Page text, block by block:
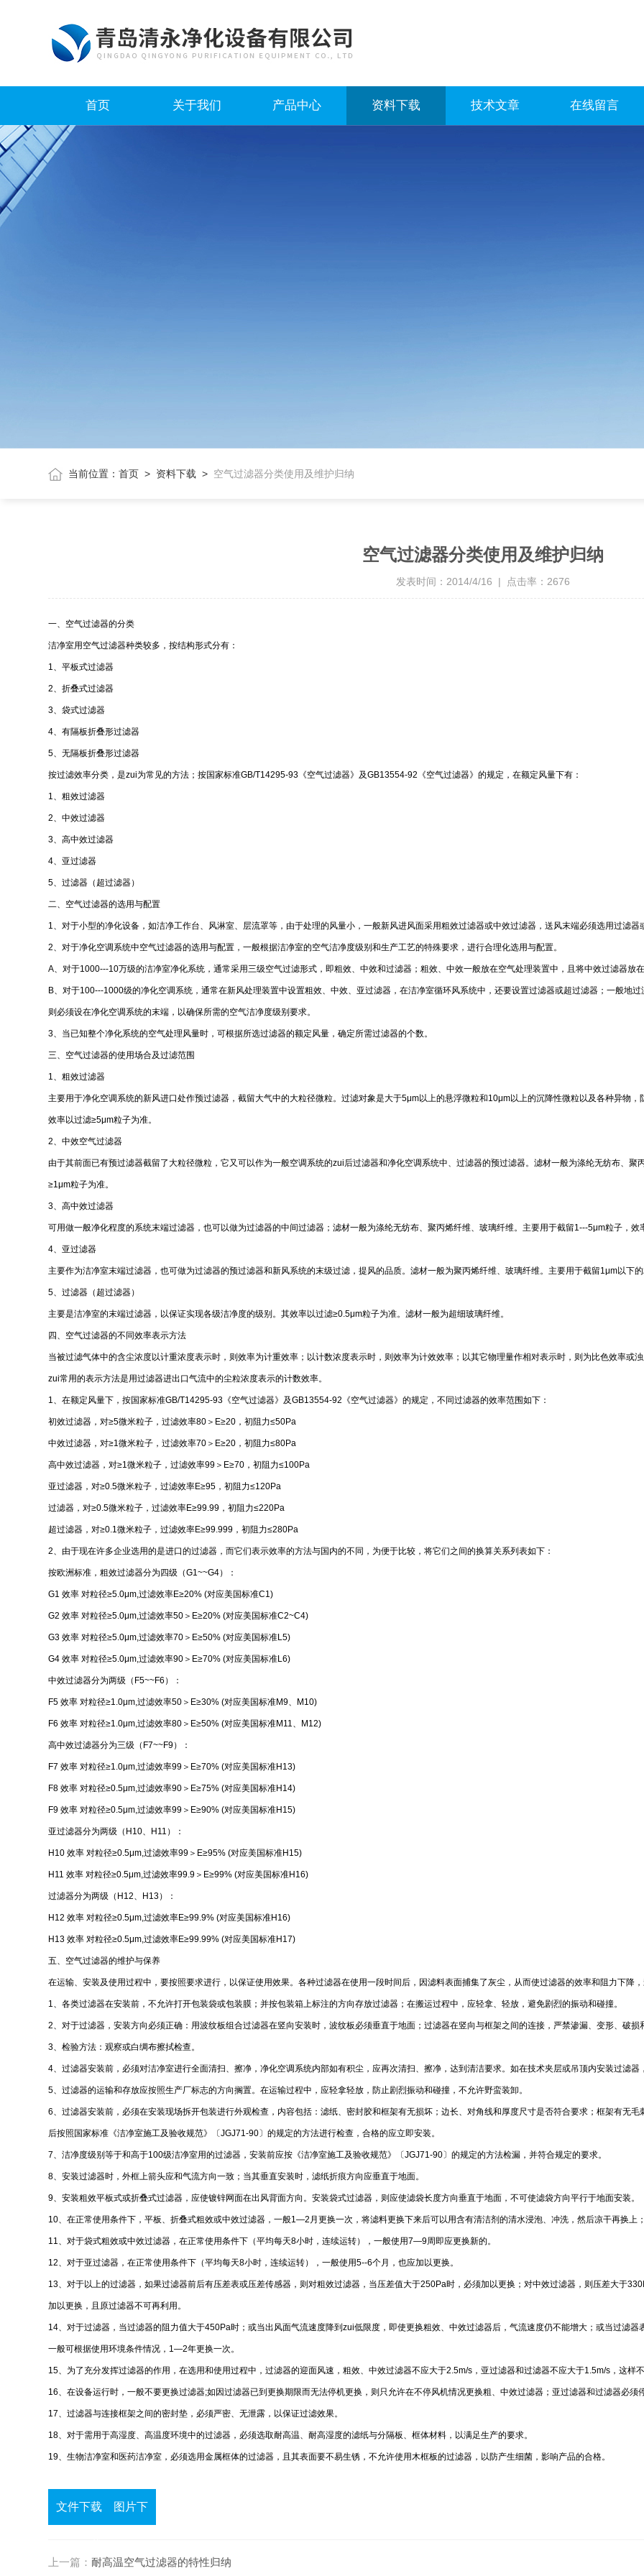
首页 关于我们 产品中心 资料下载 技术文章 在线留言
当前位置：首页 > 资料下载 > 空气过滤器分类使用及维护归纳
空气过滤器分类使用及维护归纳
发表时间：2014/4/16 | 点击率：2676
一、空气过滤器的分类
洁净室用空气过滤器种类较多，按结构形式分有：
1、平板式过滤器
2、折叠式过滤器
3、袋式过滤器
4、有隔板折叠形过滤器
5、无隔板折叠形过滤器
按过滤效率分类，是zui为常见的方法；按国家标准GB/T14295-93《空气过滤器》及GB13554-92《空气过滤器》的规定，在额定风量下有：
1、粗效过滤器
2、中效过滤器
3、高中效过滤器
4、亚过滤器
5、过滤器（超过滤器）
二、空气过滤器的选用与配置
1、对于小型的净化设备，如洁净工作台、风淋室、层流罩等，由于处理的风量小，一般新风进风面采用粗效过滤器或中效过滤器，送风末端必须选用过滤器
2、对于净化空调系统中空气过滤器的选用与配置，一般根据洁净室的空气洁净度级别和生产工艺的特殊要求，进行合理化选用与配置。
A、对于1000---10万级的洁净室净化系统，通常采用三级空气过滤形式，即粗效、中效和过滤器；粗效、中效一般放在空气处理装置中，且将中效过滤器放
B、对于100---1000级的净化空调系统，通常在新风处理装置中设置粗效、中效、亚过滤器，在洁净室循环风系统中，还要设置过滤器或超过滤器；一般地
则必须设在净化空调系统的末端，以确保所需的空气洁净度级别要求。
3、当已知整个净化系统的空气处理风量时，可根据所选过滤器的额定风量，确定所需过滤器的个数。
三、空气过滤器的使用场合及过滤范围
1、粗效过滤器
主要用于净化空调系统的新风进口处作预过滤器，截留大气中的大粒径微粒。过滤对象是大于5μm以上的悬浮微粒和10μm以上的沉降性微粒以及各种异物
效率以过滤≥5μm粒子为准。
2、中效空气过滤器
由于其前面已有预过滤器截留了大粒径微粒，它又可以作为一般空调系统的zui后过滤器和净化空调系统中、过滤器的预过滤器。滤材一般为涤纶无纺布、
≥1μm粒子为准。
3、高中效过滤器
可用做一般净化程度的系统末端过滤器，也可以做为过滤器的中间过滤器；滤材一般为涤纶无纺布、聚丙烯纤维、玻璃纤维。主要用于截留1---5μm粒子，效
4、亚过滤器
主要作为洁净室末端过滤器，也可做为过滤器的预过滤器和新风系统的末级过滤，提风的品质。滤材一般为聚丙烯纤维、玻璃纤维。主要用于截留1μm以下
5、过滤器（超过滤器）
主要是洁净室的末端过滤器，以保证实现各级洁净度的级别。其效率以过滤≥0.5μm粒子为准。滤材一般为超细玻璃纤维。
四、空气过滤器的不同效率表示方法
当被过滤气体中的含尘浓度以计重浓度表示时，则效率为计重效率；以计数浓度表示时，则效率为计效效率；以其它物理量作相对表示时，则为比色效率或浊
zui常用的表示方法是用过滤器进出口气流中的尘粒浓度表示的计数效率。
1、在额定风量下，按国家标准GB/T14295-93《空气过滤器》及GB13554-92《空气过滤器》的规定，不同过滤器的效率范围如下：
初效过滤器，对≥5微米粒子，过滤效率80＞E≥20，初阻力≤50Pa
中效过滤器，对≥1微米粒子，过滤效率70＞E≥20，初阻力≤80Pa
高中效过滤器，对≥1微米粒子，过滤效率99＞E≥70，初阻力≤100Pa
亚过滤器，对≥0.5微米粒子，过滤效率E≥95，初阻力≤120Pa
过滤器，对≥0.5微米粒子，过滤效率E≥99.99，初阻力≤220Pa
超过滤器，对≥0.1微米粒子，过滤效率E≥99.999，初阻力≤280Pa
2、由于现在许多企业选用的是进口的过滤器，而它们表示效率的方法与国内的不同，为便于比较，将它们之间的换算关系列表如下：
按欧洲标准，粗效过滤器分为四级（G1~~G4）：
G1 效率 对粒径≥5.0μm,过滤效率E≥20% (对应美国标准C1)
G2 效率 对粒径≥5.0μm,过滤效率50＞E≥20% (对应美国标准C2~C4)
G3 效率 对粒径≥5.0μm,过滤效率70＞E≥50% (对应美国标准L5)
G4 效率 对粒径≥5.0μm,过滤效率90＞E≥70% (对应美国标准L6)
中效过滤器分为两级（F5~~F6）：
F5 效率 对粒径≥1.0μm,过滤效率50＞E≥30% (对应美国标准M9、M10)
F6 效率 对粒径≥1.0μm,过滤效率80＞E≥50% (对应美国标准M11、M12)
高中效过滤器分为三级（F7~~F9）：
F7 效率 对粒径≥1.0μm,过滤效率99＞E≥70% (对应美国标准H13)
F8 效率 对粒径≥0.5μm,过滤效率90＞E≥75% (对应美国标准H14)
F9 效率 对粒径≥0.5μm,过滤效率99＞E≥90% (对应美国标准H15)
亚过滤器分为两级（H10、H11）：
H10 效率 对粒径≥0.5μm,过滤效率99＞E≥95% (对应美国标准H15)
H11 效率 对粒径≥0.5μm,过滤效率99.9＞E≥99% (对应美国标准H16)
过滤器分为两级（H12、H13）：
H12 效率 对粒径≥0.5μm,过滤效率E≥99.9% (对应美国标准H16)
H13 效率 对粒径≥0.5μm,过滤效率E≥99.99% (对应美国标准H17)
五、空气过滤器的维护与保养
在运输、安装及使用过程中，要按照要求进行，以保证使用效果。各种过滤器在使用一段时间后，因滤料表面捕集了灰尘，从而使过滤器的效率和阻力下降
1、各类过滤器在安装前，不允许打开包装袋或包装膜；并按包装箱上标注的方向存放过滤器；在搬运过程中，应轻拿、轻放，避免剧烈的振动和碰撞。
2、对于过滤器，安装方向必须正确：用波纹板组合过滤器在竖向安装时，波纹板必须垂直于地面；过滤器在竖向与框架之间的连接，严禁渗漏、变形、破
3、检验方法：观察或白绸布擦拭检查。
4、过滤器安装前，必须对洁净室进行全面清扫、擦净，净化空调系统内部如有积尘，应再次清扫、擦净，达到清洁要求。如在技术夹层或吊顶内安装过滤器
5、过滤器的运输和存放应按照生产厂标志的方向搁置。在运输过程中，应轻拿轻放，防止剧烈振动和碰撞，不允许野蛮装卸。
6、过滤器安装前，必须在安装现场拆开包装进行外观检查，内容包括：滤纸、密封胶和框架有无损坏；边长、对角线和厚度尺寸是否符合要求；框架有无
后按照国家标准《洁净室施工及验收规范》〔JGJ71-90〕的规定的方法进行检查，合格的应立即安装。
7、洁净度级别等于和高于100级洁净室用的过滤器，安装前应按《洁净室施工及验收规范》〔JGJ71-90〕的规定的方法检漏，并符合规定的要求。
8、安装过滤器时，外框上箭头应和气流方向一致；当其垂直安装时，滤纸折痕方向应垂直于地面。
9、安装粗效平板式或折叠式过滤器，应使镀锌网面在出风背面方向。安装袋式过滤器，则应使滤袋长度方向垂直于地面，不可使滤袋方向平行于地面安装。
10、在正常使用条件下，平板、折叠式粗效或中效过滤器，一般1—2月更换一次，将滤料更换下来后可以用含有清洁剂的清水浸泡、冲洗，然后凉干再换上
11、对于袋式粗效或中效过滤器，在正常使用条件下（平均每天8小时，连续运转），一般使用7—9周即应更换新的。
12、对于亚过滤器，在正常使用条件下（平均每天8小时，连续运转），一般使用5--6个月，也应加以更换。
13、对于以上的过滤器，如果过滤器前后有压差表或压差传感器，则对粗效过滤器，当压差值大于250Pa时，必须加以更换；对中效过滤器，则压差大于
加以更换，且原过滤器不可再利用。
14、对于过滤器，当过滤器的阻力值大于450Pa时；或当出风面气流速度降到zui低限度，即使更换粗效、中效过滤器后，气流速度仍不能增大；或当过滤
一般可根据使用环境条件情况，1—2年更换一次。
15、为了充分发挥过滤器的作用，在选用和使用过程中，过滤器的迎面风速，粗效、中效过滤器不应大于2.5m/s，亚过滤器和过滤器不应大于1.5m/s，这样
16、在设备运行时，一般不要更换过滤器;如因过滤器已到更换期限而无法停机更换，则只允许在不停风机情况更换粗、中效过滤器；亚过滤器和过滤器必须
17、过滤器与连接框架之间的密封垫，必须严密、无泄露，以保证过滤效果。
18、对于需用于高湿度、高温度环境中的过滤器，必须选取耐高温、耐高湿度的滤纸与分隔板、框体材料，以满足生产的要求。
19、生物洁净室和医药洁净室，必须选用金属框体的过滤器，且其表面要不易生锈，不允许使用木框板的过滤器，以防产生细菌，影响产品的合格。
文件下载 图片下
上一篇： 耐高温空气过滤器的特性归纳